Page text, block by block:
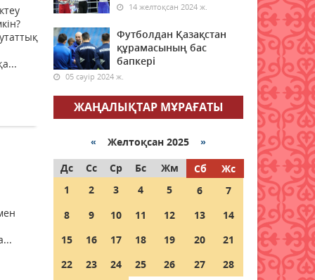
06 тамыз 2026 ж.
Алғашқы цифрлық жасанды
интеллект құралдарының
таныстырылымы өтті
06 тамыз 2026 ж. 52
жарқын болашақ» атты
06 тамыз 2026 ж. 61
көшуге ең қолайлы ел
атанды
14 желтоқсан 2024 ж.
Футболдан Қазақстан
құрамасының бас
бапкері
05 сәуір 2024 ж.
ЖАҢАЛЫҚТАР МҰРАҒАТЫ
« Желтоқсан 2025 »
Дс
Сс Ср Бс Жм Сб
Жс
1
2 3 4 5 6
7
8
9 10 11 12 13
14
15
16 17 18 19 20
21
22
23 24 25 26 27
28